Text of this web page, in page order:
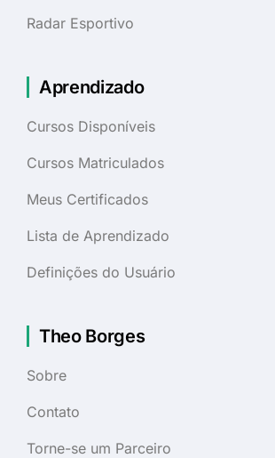
Radar Esportivo
Aprendizado
Cursos Disponíveis
Cursos Matriculados
Meus Certificados
Lista de Aprendizado
Definições do Usuário
Theo Borges
Sobre
Contato
Torne-se um Parceiro